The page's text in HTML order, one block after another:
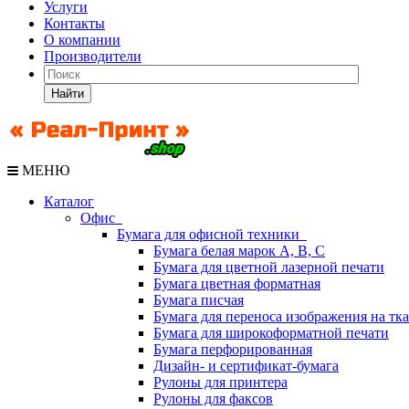
Услуги
Контакты
О компании
Производители
Найти
МЕНЮ
Каталог
Офис
Бумага для офисной техники
Бумага белая марок А, В, С
Бумага для цветной лазерной печати
Бумага цветная форматная
Бумага писчая
Бумага для переноса изображения на
Бумага для широкоформатной печати
Бумага перфорированная
Дизайн- и сертификат-бумага
Рулоны для принтера
Рулоны для факсов